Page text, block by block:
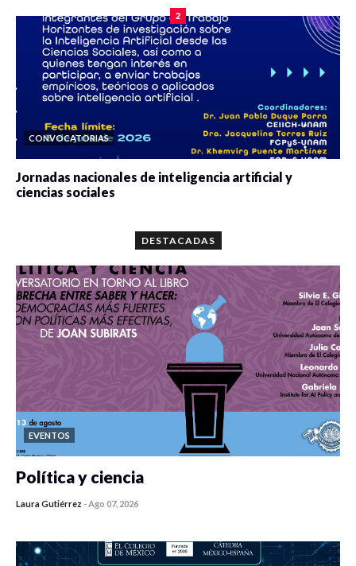
2
CONVOCATORIAS
Jornadas nacionales de inteligencia artificial y
ciencias sociales
DESTACADAS
EVENTOS
Política y ciencia
Laura Gutiérrez - Ago 07, 2026